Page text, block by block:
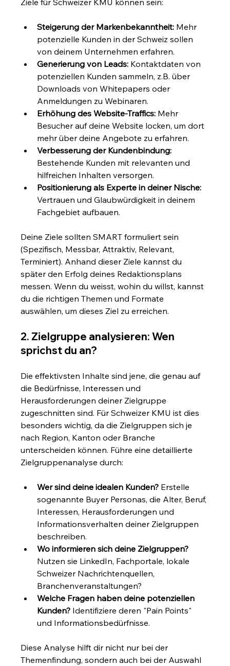
Steigerung der Markenbekanntheit: Mehr
potenzielle Kunden in der Schweiz sollen
von deinem Unternehmen erfahren.
Generierung von Leads: Kontaktdaten von
potenziellen Kunden sammeln, z.B. über
Downloads von Whitepapers oder
Anmeldungen zu Webinaren.
Erhöhung des Website-Traffics: Mehr
Besucher auf deine Website locken, um dort
mehr über deine Angebote zu erfahren.
Verbesserung der Kundenbindung:
Bestehende Kunden mit relevanten und
hilfreichen Inhalten versorgen.
Positionierung als Experte in deiner Nische:
Vertrauen und Glaubwürdigkeit in deinem
Fachgebiet aufbauen.
Deine Ziele sollten SMART formuliert sein
(Spezifisch, Messbar, Attraktiv, Relevant,
Terminiert). Anhand dieser Ziele kannst du
später den Erfolg deines Redaktionsplans
messen. Wenn du weisst, wohin du willst, kannst
du die richtigen Themen und Formate
auswählen, um dieses Ziel zu erreichen.
2. Zielgruppe analysieren: Wen
sprichst du an?
Die effektivsten Inhalte sind jene, die genau auf
die Bedürfnisse, Interessen und
Herausforderungen deiner Zielgruppe
zugeschnitten sind. Für Schweizer KMU ist dies
besonders wichtig, da die Zielgruppen sich je
nach Region, Kanton oder Branche
unterscheiden können. Führe eine detaillierte
Zielgruppenanalyse durch:
Wer sind deine idealen Kunden? Erstelle
sogenannte Buyer Personas, die Alter, Beruf,
Interessen, Herausforderungen und
Informationsverhalten deiner Zielgruppen
beschreiben.
Wo informieren sich deine Zielgruppen?
Nutzen sie LinkedIn, Fachportale, lokale
Schweizer Nachrichtenquellen,
Branchenveranstaltungen?
Welche Fragen haben deine potenziellen
Kunden? Identifiziere deren "Pain Points"
und Informationsbedürfnisse.
Diese Analyse hilft dir nicht nur bei der
Themenfindung, sondern auch bei der Auswahl